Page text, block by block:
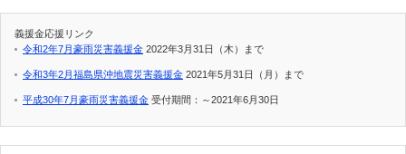
義援金応援リンク
令和2年7月豪雨災害義援金 2022年3月31日（木）まで
令和3年2月福島県沖地震災害義援金 2021年5月31日（月）まで
平成30年7月豪雨災害義援金 受付期間：～2021年6月30日